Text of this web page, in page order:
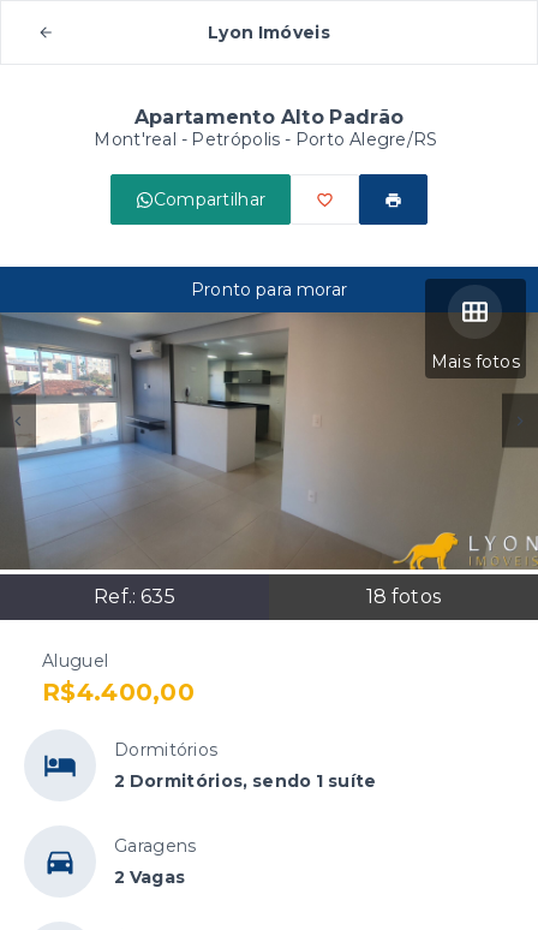
Lyon Imóveis
Apartamento Alto Padrão
Mont'real - Petrópolis - Porto Alegre/RS
Compartilhar
Mais fotos
Ref.:635 18 fotos
Pronto para morar
Aluguel
R$4.400,00
Dormitórios
2 Dormitórios, sendo 1 suíte
Garagens
2 Vagas